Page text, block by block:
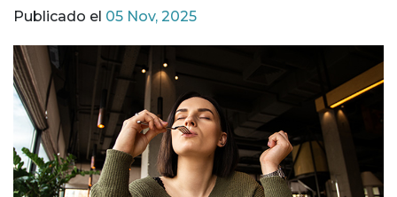
Publicado el 05 Nov, 2025